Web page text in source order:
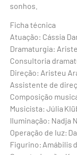
sonhos.
Ficha técnica
Atuação: Cássia
Dramaturgia:
Consultoria
Direção: Aristeu
Assistente de
Composição
Musicista: Júlia
Iluminação: Nadja
Operação de luz:
Figurino: Amábilis